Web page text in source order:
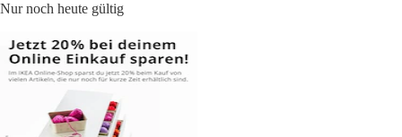
Nur noch heute gültig